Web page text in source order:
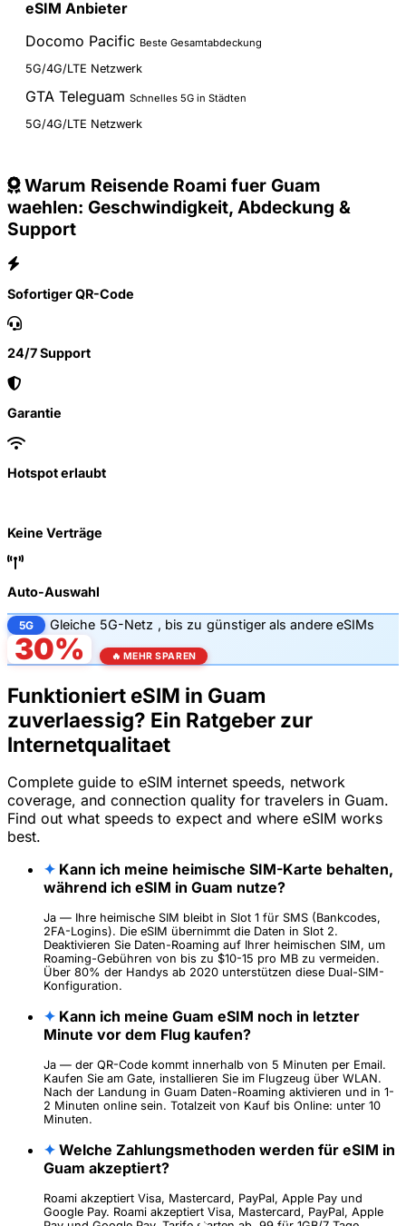
eSIM Anbieter
Docomo Pacific Beste Gesamtabdeckung
5G/4G/LTE Netzwerk
GTA Teleguam Schnelles 5G in Städten
5G/4G/LTE Netzwerk
Warum Reisende Roami fuer Guam
waehlen: Geschwindigkeit, Abdeckung &
Support
Sofortiger QR-Code
24/7 Support
Garantie
Hotspot erlaubt
Keine Verträge
Auto-Auswahl
5G Gleiche 5G-Netz , bis zu günstiger als andere eSIMs
30% 🔥 MEHR SPAREN
Funktioniert eSIM in Guam
zuverlaessig? Ein Ratgeber zur
Internetqualitaet
Complete guide to eSIM internet speeds, network
coverage, and connection quality for travelers in Guam.
Find out what speeds to expect and where eSIM works
best.
✦ Kann ich meine heimische SIM-Karte behalten,
während ich eSIM in Guam nutze?
Ja — Ihre heimische SIM bleibt in Slot 1 für SMS (Bankcodes,
2FA-Logins). Die eSIM übernimmt die Daten in Slot 2.
Deaktivieren Sie Daten-Roaming auf Ihrer heimischen SIM, um
Roaming-Gebühren von bis zu $10-15 pro MB zu vermeiden.
Über 80% der Handys ab 2020 unterstützen diese Dual-SIM-
Konfiguration.
✦ Kann ich meine Guam eSIM noch in letzter
Minute vor dem Flug kaufen?
Ja — der QR-Code kommt innerhalb von 5 Minuten per Email.
Kaufen Sie am Gate, installieren Sie im Flugzeug über WLAN.
Nach der Landung in Guam Daten-Roaming aktivieren und in 1-
2 Minuten online sein. Totalzeit von Kauf bis Online: unter 10
Minuten.
✦ Welche Zahlungsmethoden werden für eSIM in
Guam akzeptiert?
Roami akzeptiert Visa, Mastercard, PayPal, Apple Pay und
Google Pay. Roami akzeptiert Visa, Mastercard, PayPal, Apple